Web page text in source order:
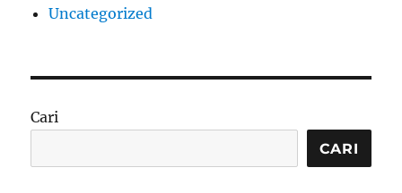
Uncategorized
Cari
CARI